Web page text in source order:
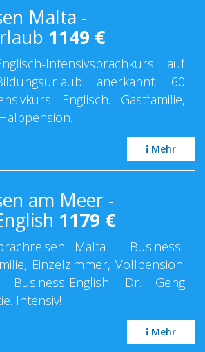
Malta -
1149 €
Intensivsprachkurs auf
anerkannt. 60
Englisch. Gastfamilie,
Mehr
am Meer -
1179 €
Malta - Business-
Einzelzimmer, Vollpension.
English. Dr. Geng
Intensiv!
Mehr